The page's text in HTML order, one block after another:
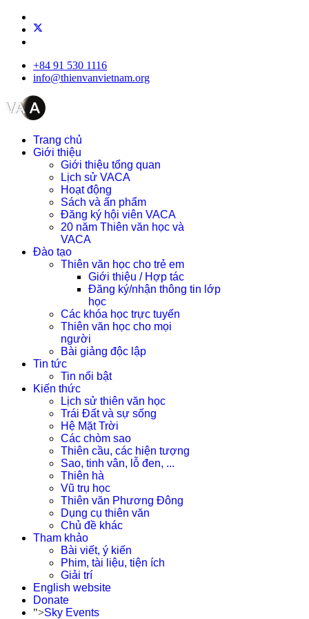
+84 91 530 1116
info@thienvanvietnam.org
Trang chủ
Giới thiệu
Giới thiệu tổng quan
Lịch sử VACA
Hoạt động
Sách và ấn phẩm
Đăng ký hội viên VACA
20 năm Thiên văn học và
VACA
Đào tạo
Thiên văn học cho trẻ em
Giới thiệu / Hợp tác
Đăng ký/nhận thông tin lớp
học
Các khóa học trực tuyến
Thiên văn học cho mọi
người
Bài giảng độc lập
Tin tức
Tin nổi bật
Kiến thức
Lịch sử thiên văn học
Trái Đất và sự sống
Hệ Mặt Trời
Các chòm sao
Thiên cầu, các hiện tượng
Sao, tinh vân, lỗ đen, ...
Thiên hà
Vũ trụ học
Thiên văn Phương Đông
Dụng cụ thiên văn
Chủ đề khác
Tham khảo
Bài viết, ý kiến
Phim, tài liệu, tiện ích
Giải trí
English website
Donate
">Sky Events